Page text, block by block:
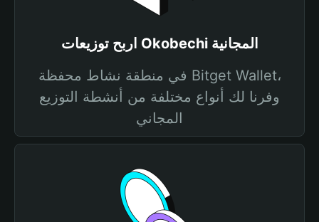
اربح توزيعات Okobechi المجانية
في منطقة نشاط محفظة Bitget Wallet،
وفرنا لك أنواع مختلفة من أنشطة التوزيع
المجاني